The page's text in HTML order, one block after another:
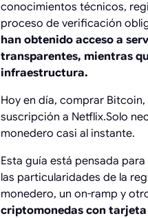
conocimientos técnicos,
proceso de verificación
han obtenido acceso a
transparentes, mientras
infraestructura.
Hoy en día, comprar
suscripción a Netflix.Solo
monedero casi al instante.
Esta guía está pensada
las particularidades de la
monedero, un on-ramp y
criptomonedas con